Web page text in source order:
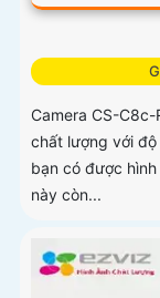
Camera CS-C8c-
chất lượng với độ
bạn có được
này còn...